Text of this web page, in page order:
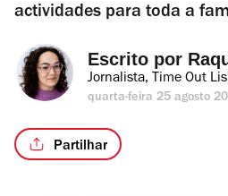
actividades para toda a
Escrito por
Jornalista, Time Out
quarta-feira 25 agosto
Partilhar